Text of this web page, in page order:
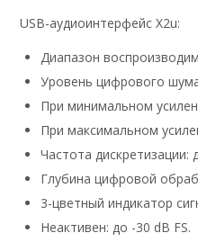
USB-аудиоинтерфейс X2u:
Диапазон
Уровень цифрового
При минимальном
При максимальном
Частота дискретизации:
Глубина цифровой
3-цветный индикатор
Неактивен: до -30 dB FS.